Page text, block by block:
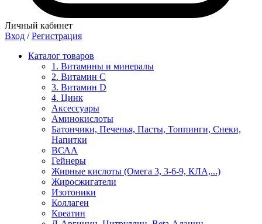
Личный кабинет
Вход / Регистрация
Каталог товаров
1. Витамины и минералы
2. Витамин С
3. Витамин D
4. Цинк
Аксессуары
Аминокислоты
Батончики, Печенья, Пасты, Топпинги, Снеки,
Напитки
ВСАА
Гейнеры
Жирные кислоты (Омега 3, 3-6-9, КЛА,...)
Жиросжигатели
Изотоники
Коллаген
Креатин